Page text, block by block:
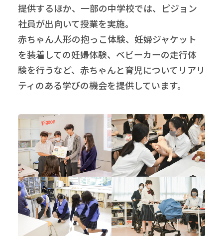
提供するほか、一部の中学校では、ピジョン
社員が出向いて授業を実施。
赤ちゃん人形の抱っこ体験、妊婦ジャケット
を装着しての妊婦体験、ベビーカーの走行体
験を行うなど、赤ちゃんと育児についてリアリ
ティのある学びの機会を提供しています。